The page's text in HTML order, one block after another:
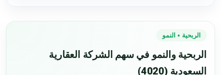
الربحية • النمو
الربحية والنمو في سهم الشركة العقارية
السعودية (4020)